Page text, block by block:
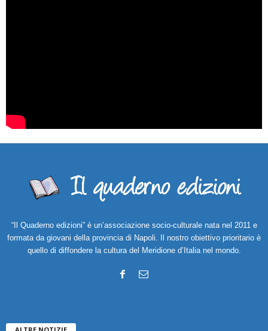
“Il Quaderno edizioni” è un’associazione socio-culturale nata nel 2011 e
formata da giovani della provincia di Napoli. Il nostro obiettivo prioritario è
quello di diffondere la cultura del Meridione d’Italia nel mondo.